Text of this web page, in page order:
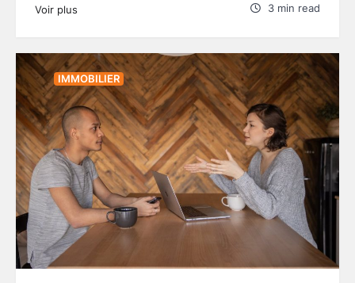
Voir plus 3 min read
IMMOBILIER